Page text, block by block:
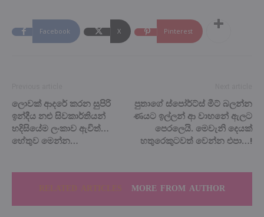
Facebook X Pinterest
ලොවක් ආදරේ කරන සුපිරි
ඉන්දීය නළු සිවකාර්තියන්
හදිසියේම ලංකාව ඇවිත්…
හේතුව මෙන්න…
පුතාගේ ස්පෝර්ට්ස් මීට් බලන්න
ණයට ඉල්ලන් ආ වාහනේ ඇලට
පෙරලෙයි. මෙවැනි දෙයක්
හතුරෙකුටවත් වෙන්න එපා…!
MORE FROM AUTHOR